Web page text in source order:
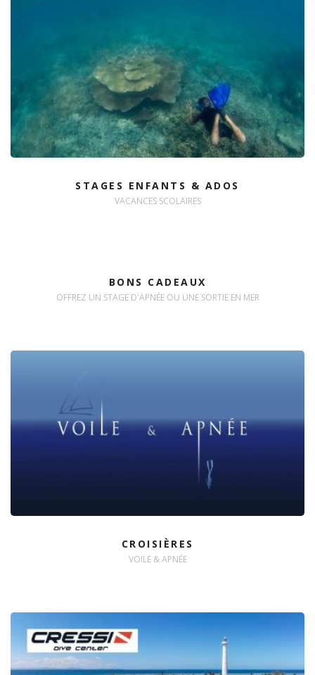
STAGES ENFANTS & ADOS
VACANCES SCOLAIRES
BONS CADEAUX
OFFREZ UN STAGE D'APNÉE OU UNE SORTIE EN MER
CROISIÈRES
VOILE & APNÉE